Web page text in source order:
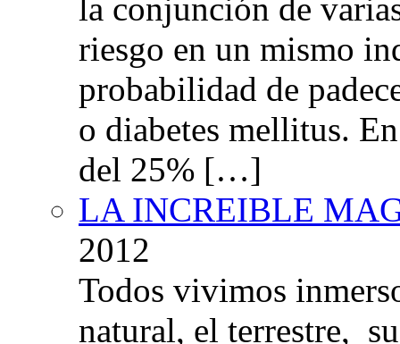
la conjunción de
riesgo en un mismo
probabilidad de
o diabetes mellitus.
del 25% […]
LA INCREIBLE
2012
Todos vivimos
natural, el terrestre,